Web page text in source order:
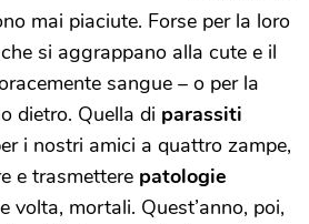
mai piaciute. Forse per la loro
si aggrappano alla cute e il
sangue – o per la
dietro. Quella di parassiti
i nostri amici a quattro zampe,
e trasmettere patologie
volta, mortali. Quest’anno, poi,